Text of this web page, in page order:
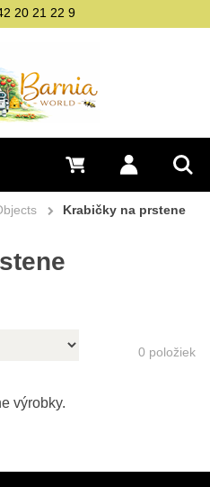
Prihlásiť sa
0 €
20 21 22 9
Krabičky na prstene
0 položiek